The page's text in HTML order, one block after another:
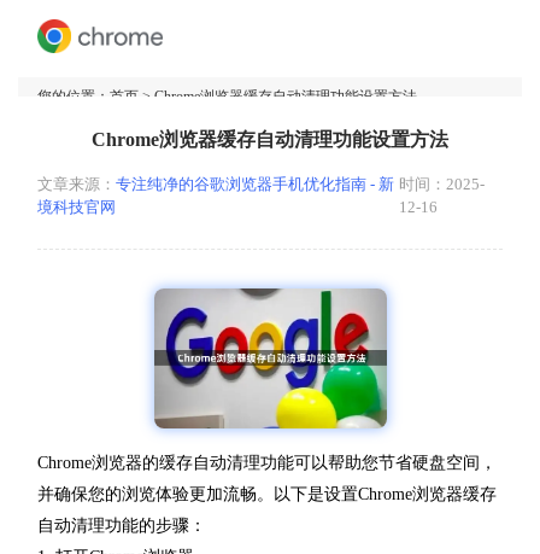
您的位置： 首页 > Chrome浏览器缓存自动清理功能设置方法
Chrome浏览器缓存自动清理功能设置方法
文章来源： 专注纯净的谷歌浏览器手机优化指南 - 新
境科技官网
时间：2025-
12-16
Chrome浏览器的缓存自动清理功能可以帮助您节省硬盘空间，
并确保您的浏览体验更加流畅。以下是设置Chrome浏览器缓存
自动清理功能的步骤：